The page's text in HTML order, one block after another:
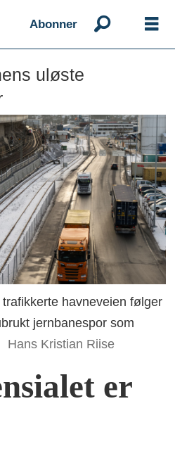
Abonner
uløste
havneveien følger
jernbanespor som
Hans Kristian Riise
er